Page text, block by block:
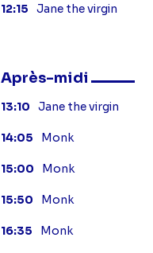
12:15 Jane the virgin
Après-midi
13:10 Jane the virgin
14:05 Monk
15:00 Monk
15:50 Monk
16:35 Monk